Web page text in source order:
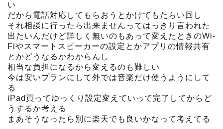
い
だから電話対応してもらおうとかけてもたらい回し
それ相談に行ったら出来ませんってはっきり言われた
出たいんだけど詳しく無いのもあって変えたときのWi-
Fiやスマートスピーカーの設定とかアプリの情報共有
とかどうなるかわからんし
相当な負担になるから変えるのも難しい
今は安いプランにして外では音楽だけ使うようにして
る
iPad買ってゆっくり設定変えていって完了してからど
うするか考える
まあそうなったら別に楽天でも良いかなって考えてる